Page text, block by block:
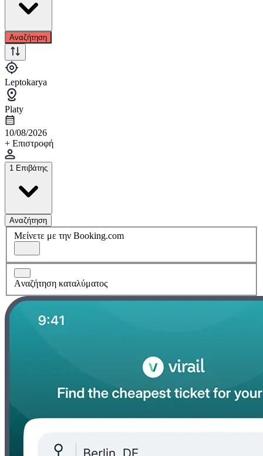
Αναζήτηση
Leptokarya
Platy
10/08/2026
+ Επιστροφή
1 Επιβάτης
Αναζήτηση
Μείνετε με την Booking.com
Aναζήτηση καταλύματος